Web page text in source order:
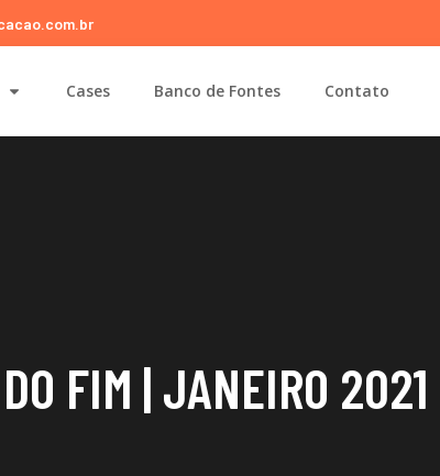
Cases Banco de Fontes Contato
FIM | JANEIRO 2021